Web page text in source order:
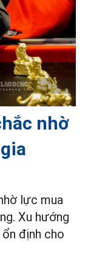
nhờ
lực mua
Xu hướng
định cho